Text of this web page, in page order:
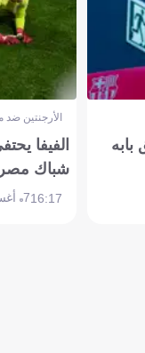
الأرجنتين
الفيفا
شباك
16:177 أغسطس 2026